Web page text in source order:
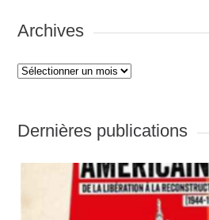
Archives
Archives
Dernières publications